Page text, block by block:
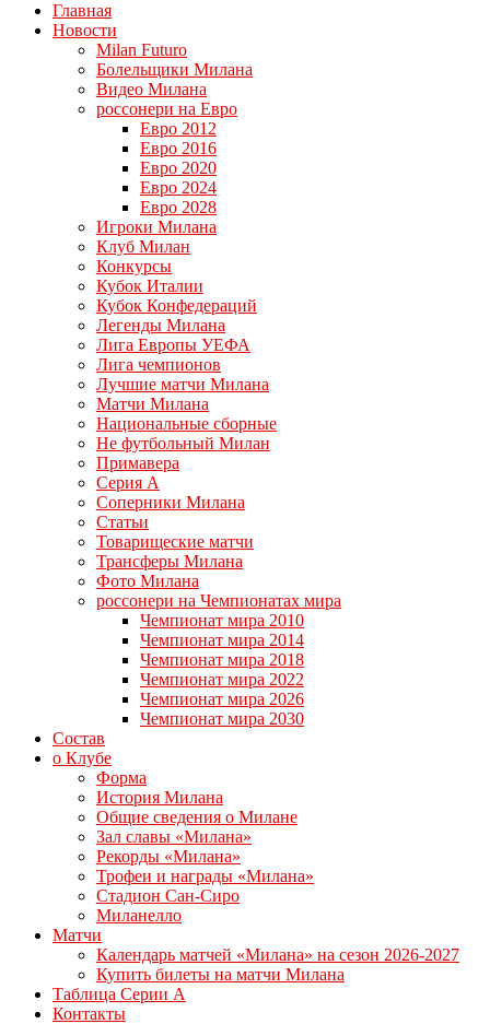
Главная
Новости
Milan Futuro
Болельщики Милана
Видео Милана
россонери на Евро
Евро 2012
Евро 2016
Евро 2020
Евро 2024
Евро 2028
Игроки Милана
Клуб Милан
Конкурсы
Кубок Италии
Кубок Конфедераций
Легенды Милана
Лига Европы УЕФА
Лига чемпионов
Лучшие матчи Милана
Матчи Милана
Национальные сборные
Не футбольный Милан
Примавера
Серия А
Соперники Милана
Статьи
Товарищеские матчи
Трансферы Милана
Фото Милана
россонери на Чемпионатах мира
Чемпионат мира 2010
Чемпионат мира 2014
Чемпионат мира 2018
Чемпионат мира 2022
Чемпионат мира 2026
Чемпионат мира 2030
Состав
о Клубе
Форма
История Милана
Общие сведения о Милане
Зал славы «Милана»
Рекорды «Милана»
Трофеи и награды «Милана»
Стадион Сан-Сиро
Миланелло
Матчи
Календарь матчей «Милана» на сезон 2026-2027
Купить билеты на матчи Милана
Таблица Серии А
Контакты